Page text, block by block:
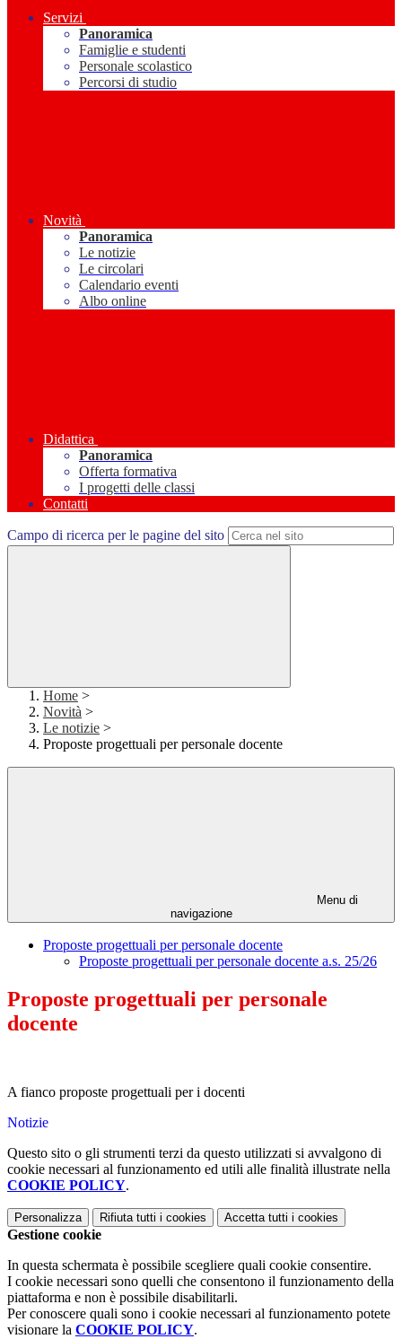
Servizi
Panoramica
Famiglie e studenti
Personale scolastico
Percorsi di studio
Novità
Panoramica
Le notizie
Le circolari
Calendario eventi
Albo online
Didattica
Panoramica
Offerta formativa
I progetti delle classi
Contatti
Campo di ricerca per le pagine del sito
Home >
Novità >
Le notizie >
Proposte progettuali per personale docente
Menu di
navigazione
Proposte progettuali per personale docente
Proposte progettuali per personale docente a.s. 25/26
Proposte progettuali per personale
docente
A fianco proposte progettuali per i docenti
Notizie
Questo sito o gli strumenti terzi da questo utilizzati si avvalgono di
cookie necessari al funzionamento ed utili alle finalità illustrate nella
COOKIE POLICY.
Personalizza Rifiuta tutti i cookies Accetta tutti i cookies
Gestione cookie
In questa schermata è possibile scegliere quali cookie consentire.
I cookie necessari sono quelli che consentono il funzionamento della
piattaforma e non è possibile disabilitarli.
Per conoscere quali sono i cookie necessari al funzionamento potete
visionare la COOKIE POLICY.